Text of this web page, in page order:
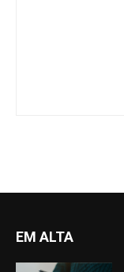
EM ALTA